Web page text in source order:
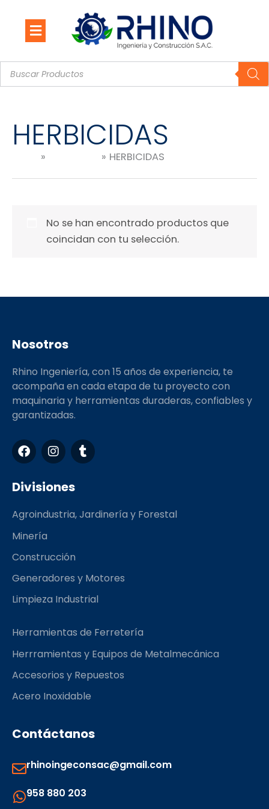
contenido
Búsqueda
de
productos
HERBICIDAS
HERBICIDAS
No se han encontrado productos que
coincidan con tu selección.
Nosotros
Rhino Ingeniería, con 15 años de experiencia, te
acompaña en cada etapa de tu proyecto con
maquinaria y herramientas duraderas, confiables y
garantizadas.
F
a
c
e
b
o
I
n
s
t
a
r
T
u
m
Divisiones
Agroindustria, Jardinería y Forestal
Minería
Construcción
Generadores y Motores
Limpieza Industrial
Herramientas de Ferretería
Herrramientas y Equipos de Metalmecánica
Accesorios y Repuestos
Acero Inoxidable
Contáctanos
rhinoingeconsac@gmail.com
958 880 203